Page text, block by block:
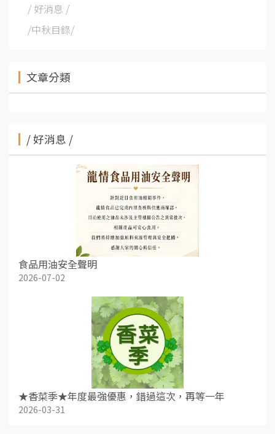
/ 好消息 /
/中秋目錄/
文章分類
/ 好消息 /
食品用油安全聲明
2026-07-02
★香菜季★年度最強優惠，錯過這次，再等一年
2026-03-31